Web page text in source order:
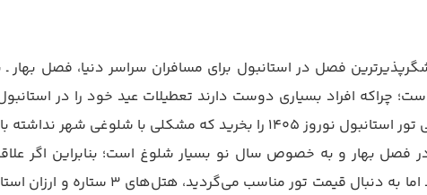
فصل در استانبول برای مسافران سراسر دنیا، فصل
افراد بسیاری دوست دارند تعطیلات عید خود را در
با شلوغی شهر نداشته باشید.
بهار و به خصوص سال نو بسیار شلوغ است؛ بنابراین اگر
استانبول نوروز 1405 برای شما مناسب نیست. اگر دوست دارید